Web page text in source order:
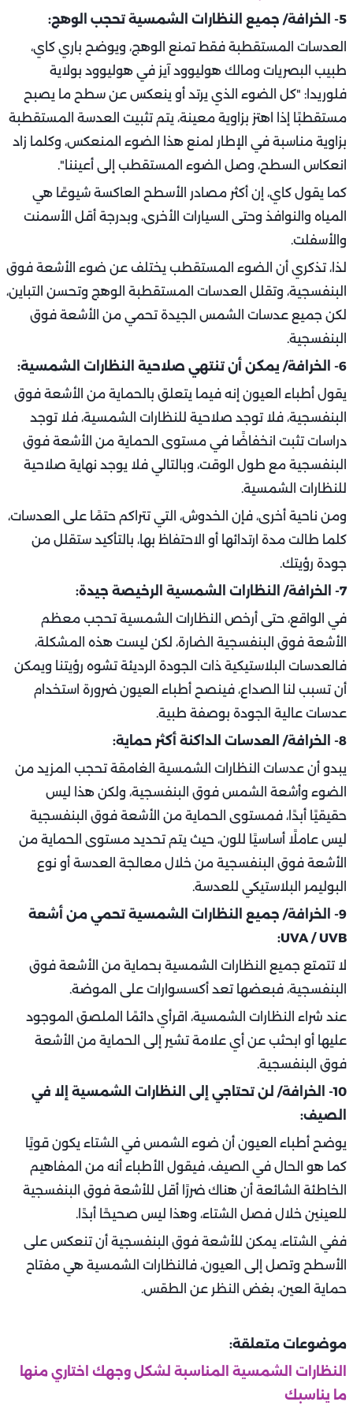
5- الخرافة/ جميع النظارات الشمسية تحجب الوهج:
العدسات المستقطبة فقط تمنع الوهج، ويوضح باري كاي،
طبيب البصريات ومالك هوليوود آيز في هوليوود بولاية
فلوريدا: "كل الضوء الذي يرتد أو ينعكس عن سطح ما يصبح
مستقطبًا إذا اهتز بزاوية معينة، يتم تثبيت العدسة المستقطبة
بزاوية مناسبة في الإطار لمنع هذا الضوء المنعكس، وكلما زاد
انعكاس السطح، وصل الضوء المستقطب إلى أعيننا".
كما يقول كاي، إن أكثر مصادر الأسطح العاكسة شيوعًا هي
المياه والنوافذ وحتى السيارات الأخرى، وبدرجة أقل الأسمنت
والأسفلت.
لذا، تذكري أن الضوء المستقطب يختلف عن ضوء الأشعة فوق
البنفسجية، وتقلل العدسات المستقطبة الوهج وتحسن التباين،
لكن جميع عدسات الشمس الجيدة تحمي من الأشعة فوق
البنفسجية.
6- الخرافة/ يمكن أن تنتهي صلاحية النظارات الشمسية:
يقول أطباء العيون إنه فيما يتعلق بالحماية من الأشعة فوق
البنفسجية، فلا توجد صلاحية للنظارات الشمسية، فلا توجد
دراسات تثبت انخفاضًا في مستوى الحماية من الأشعة فوق
البنفسجية مع طول الوقت، وبالتالي فلا يوجد نهاية صلاحية
للنظارات الشمسية.
ومن ناحية أخرى، فإن الخدوش، التي تتراكم حتمًا على العدسات،
كلما طالت مدة ارتدائها أو الاحتفاظ بها، بالتأكيد ستقلل من
جودة رؤيتك.
7- الخرافة/ النظارات الشمسية الرخيصة جيدة:
في الواقع، حتى أرخص النظارات الشمسية تحجب معظم
الأشعة فوق البنفسجية الضارة، لكن ليست هذه المشكلة،
فالعدسات البلاستيكية ذات الجودة الرديئة تشوه رؤيتنا ويمكن
أن تسبب لنا الصداع، فينصح أطباء العيون ضرورة استخدام
عدسات عالية الجودة بوصفة طبية.
8- الخرافة/ العدسات الداكنة أكثر حماية:
يبدو أن عدسات النظارات الشمسية الغامقة تحجب المزيد من
الضوء وأشعة الشمس فوق البنفسجية، ولكن هذا ليس
حقيقيًا أبدًا، فمستوى الحماية من الأشعة فوق البنفسجية
ليس عاملًا أساسيًا للون، حيث يتم تحديد مستوى الحماية من
الأشعة فوق البنفسجية من خلال معالجة العدسة أو نوع
البوليمر البلاستيكي للعدسة.
9- الخرافة/ جميع النظارات الشمسية تحمي من أشعة
UVA / UVB:
لا تتمتع جميع النظارات الشمسية بحماية من الأشعة فوق
البنفسجية، فبعضها تعد أكسسوارات على الموضة.
عند شراء النظارات الشمسية، اقرأي دائمًا الملصق الموجود
عليها أو ابحثب عن أي علامة تشير إلى الحماية من الأشعة
فوق البنفسجية.
10- الخرافة/ لن تحتاجي إلى النظارات الشمسية إلا في
الصيف:
يوضح أطباء العيون أن ضوء الشمس في الشتاء يكون قويًا
كما هو الحال في الصيف، فيقول الأطباء أنه من المفاهيم
الخاطئة الشائعة أن هناك ضررًا أقل للأشعة فوق البنفسجية
للعينين خلال فصل الشتاء، وهذا ليس صحيحًا أبدًا.
ففي الشتاء، يمكن للأشعة فوق البنفسجية أن تنعكس على
الأسطح وتصل إلى العيون، فالنظارات الشمسية هي مفتاح
حماية العين، بغض النظر عن الطقس.
موضوعات متعلقة:
النظارات الشمسية المناسبة لشكل وجهك اختاري منها
ما يناسبك